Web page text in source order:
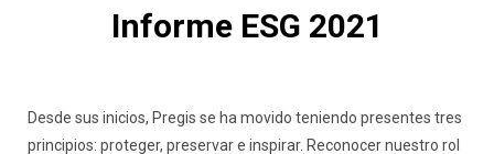
Informe ESG 2021
Desde sus inicios, Pregis se ha movido teniendo presentes tres
principios: proteger, preservar e inspirar. Reconocer nuestro rol